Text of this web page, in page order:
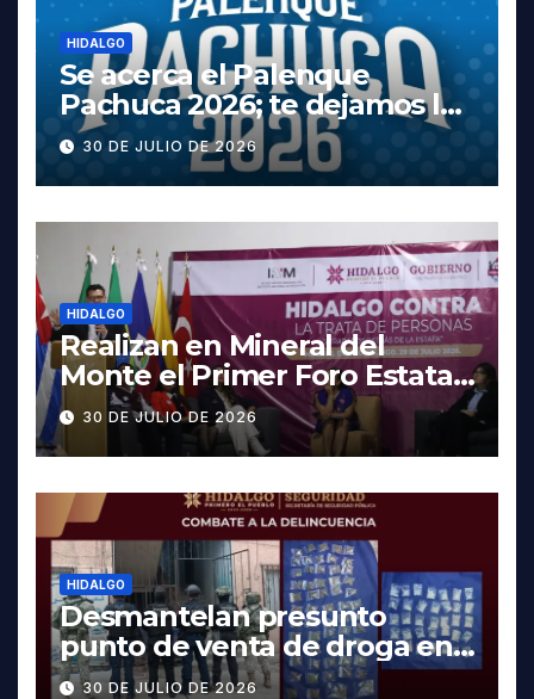
HIDALGO
Se acerca el Palenque
Pachuca 2026; te dejamos la
cartelera completa, las
fechas y los precios
30 DE JULIO DE 2026
HIDALGO
Realizan en Mineral del
Monte el Primer Foro Estatal
contra la Trata de Personas
30 DE JULIO DE 2026
HIDALGO
Desmantelan presunto
punto de venta de droga en
Pachuca; hay dos detenidos
30 DE JULIO DE 2026